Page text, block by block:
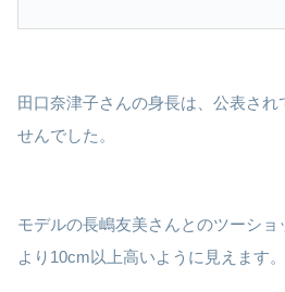
田口奈津子さんの身長は、公表され
せんでした。
モデルの長嶋友美さんとのツーシ
より10cm以上高いように見えます。